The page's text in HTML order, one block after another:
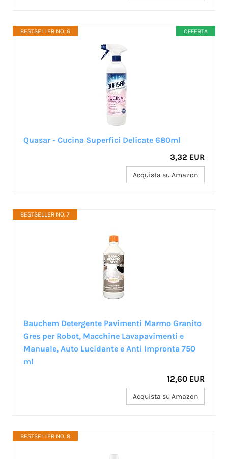
OFFERTA
BESTSELLER NO. 6
Quasar - Cucina Superfici Delicate 680ml
3,32 EUR
Acquista su Amazon
BESTSELLER NO. 7
Bauchem Detergente Pavimenti Marmo Granito
Gres per Robot, Macchine Lavapavimenti e
Manuale, Auto Lucidante e Anti Impronta 750
ml
12,60 EUR
Acquista su Amazon
BESTSELLER NO. 8